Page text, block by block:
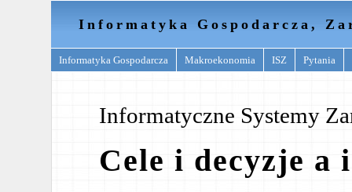
Informatyka Gospodarcza,
Informatyka Gospodarcza Makroekonomia ISZ Pytania
Informatyczne Systemy
Cele i decyzje a